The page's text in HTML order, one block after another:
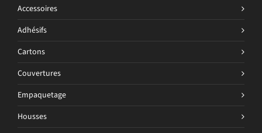
Accessoires
Adhésifs
Cartons
Couvertures
Empaquetage
Housses